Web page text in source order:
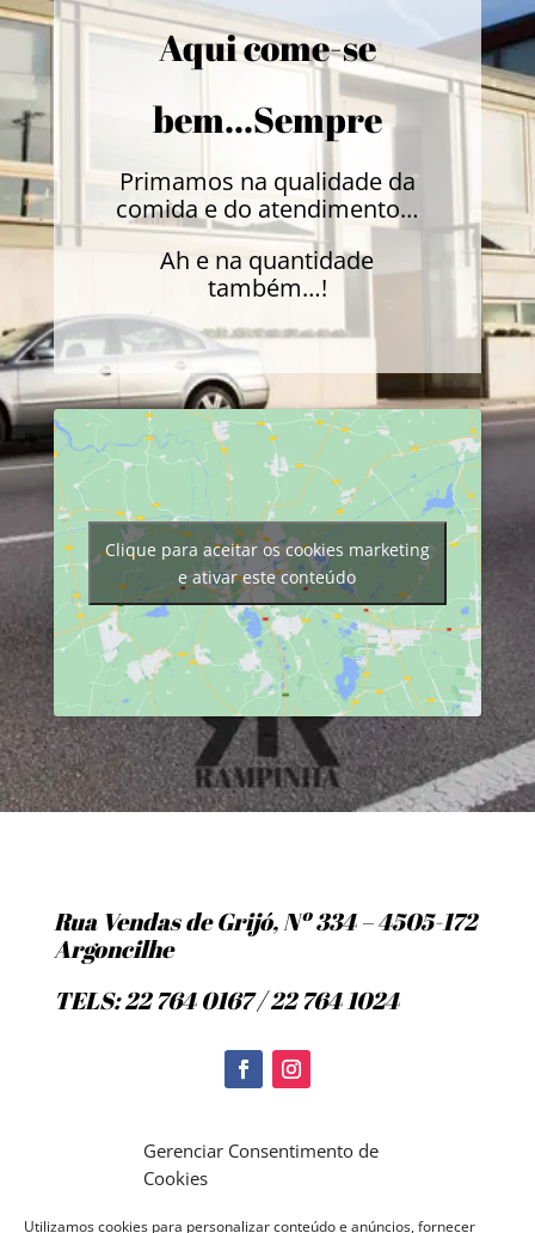
Gerenciar Consentimento de
Cookies
Utilizamos cookies para personalizar conteúdo e anúncios, fornecer
Aqui come-se
bem...Sempre
Primamos na qualidade da
comida e do atendimento…
Ah e na quantidade
também…!
Clique para aceitar os cookies marketing
e ativar este conteúdo
Rua Vendas de Grijó, Nº 334 – 4505-172
Argoncilhe
TELS: 22 764 0167 / 22 764 1024
Politica de Cookies